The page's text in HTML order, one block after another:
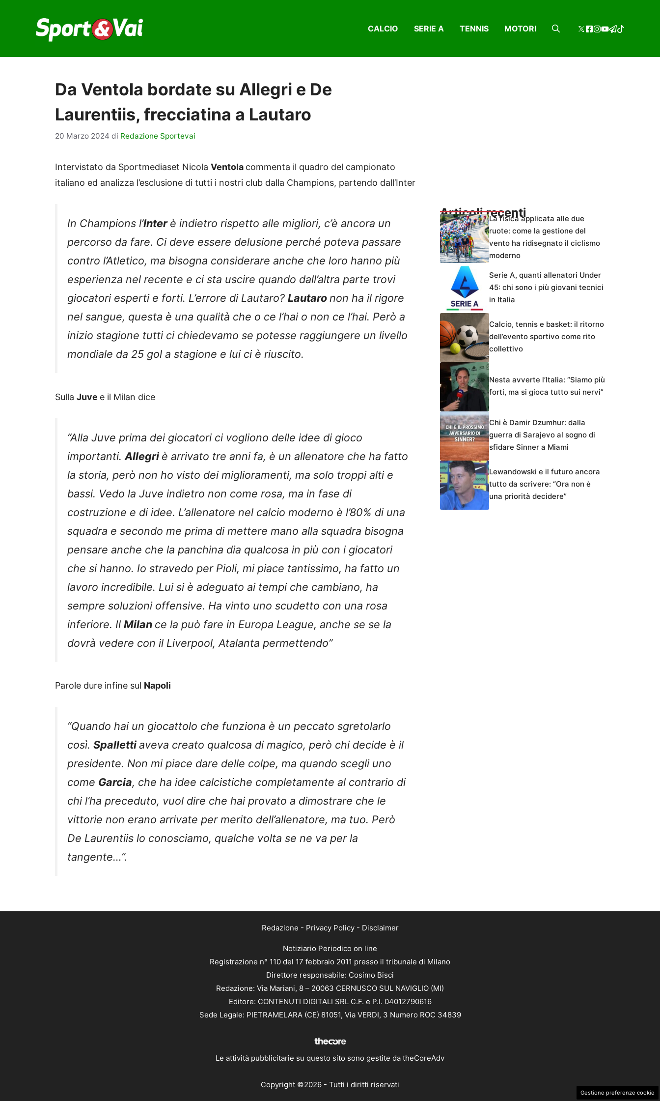
contenuto
CALCIO SERIE A TENNIS MOTORI
Da Ventola bordate su Allegri e De
Laurentiis, frecciatina a Lautaro
20 Marzo 2024 di Redazione Sportevai
Intervistato da Sportmediaset Nicola Ventola commenta il quadro del campionato
italiano ed analizza l’esclusione di tutti i nostri club dalla Champions, partendo dall’Inter
In Champions l’Interè indietro rispetto alle migliori, c’è ancora un
percorso da fare. Ci deve essere delusione perché poteva passare
contro l’Atletico, ma bisogna considerare anche che loro hanno più
esperienza nel recente e ci sta uscire quando dall’altra parte trovi
giocatori esperti e forti. L’errore di Lautaro? Lautaro non ha il rigore
nel sangue, questa è una qualità che o ce l’hai o non ce l’hai. Però a
inizio stagione tutti ci chiedevamo se potesse raggiungere un livello
mondiale da 25 gol a stagione e lui ci è riuscito.
Sulla Juve e il Milan dice
“Alla Juve prima dei giocatori ci vogliono delle idee di gioco
importanti. Allegriè arrivato tre anni fa, è un allenatore che ha fatto
la storia, però non ho visto dei miglioramenti, ma solo troppi alti e
bassi. Vedo la Juve indietro non come rosa, ma in fase di
costruzione e di idee. L’allenatore nel calcio moderno è l’80% di una
squadra e secondo me prima di mettere mano alla squadra bisogna
pensare anche che la panchina dia qualcosa in più con i giocatori
che si hanno. Io stravedo per Pioli, mi piace tantissimo, ha fatto un
lavoro incredibile. Lui si è adeguato ai tempi che cambiano, ha
sempre soluzioni offensive. Ha vinto uno scudetto con una rosa
inferiore. Il Milan ce la può fare in Europa League, anche se se la
dovrà vedere con il Liverpool, Atalanta permettendo”
Parole dure infine sul Napoli
“Quando hai un giocattolo che funziona è un peccato sgretolarlo
così. Spallettiaveva creato qualcosa di magico, però chi decide è il
presidente. Non mi piace dare delle colpe, ma quando scegli uno
come Garcia, che ha idee calcistiche completamente al contrario di
chi l’ha preceduto, vuol dire che hai provato a dimostrare che le
vittorie non erano arrivate per merito dell’allenatore, ma tuo. Però
De Laurentiis lo conosciamo, qualche volta se ne va per la
tangente…”.
Articoli recentiLa fisica applicata alle due
ruote: come la gestione del
vento ha ridisegnato il ciclismo
moderno
Serie A, quanti allenatori Under
45: chi sono i più giovani tecnici
in Italia
Calcio, tennis e basket: il ritorno
dell’evento sportivo come rito
collettivo
Nesta avverte l’Italia: “Siamo più
forti, ma si gioca tutto sui nervi”
Chi è Damir Dzumhur: dalla
guerra di Sarajevo al sogno di
sfidare Sinner a Miami
Lewandowski e il futuro ancora
tutto da scrivere: “Ora non è
una priorità decidere”
Redazione - Privacy Policy- Disclaimer
Notiziario Periodico on line
Registrazione n° 110 del 17 febbraio 2011 presso il tribunale di Milano
Direttore responsabile: Cosimo Bisci
Redazione: Via Mariani, 8 – 20063 CERNUSCO SUL NAVIGLIO (MI)
Editore: CONTENUTI DIGITALI SRL C.F. e P.I. 04012790616
Sede Legale: PIETRAMELARA (CE) 81051, Via VERDI, 3 Numero ROC 34839
Le attività pubblicitarie su questo sito sono gestite da theCoreAdv
Copyright ©2026 - Tutti i diritti riservati
Gestione preferenze cookie